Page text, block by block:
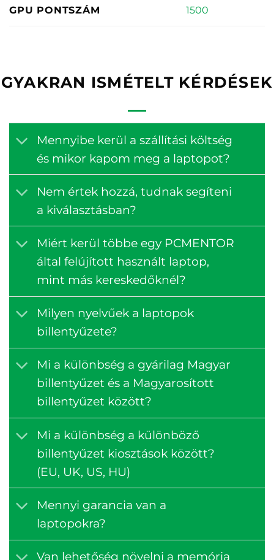
GPU PONTSZÁM 1500
GYAKRAN ISMÉTELT KÉRDÉSEK
Mennyibe kerül a szállítási költség
és mikor kapom meg a laptopot?
Nem értek hozzá, tudnak segíteni
a kiválasztásban?
Miért kerül többe egy PCMENTOR
által felújított használt laptop,
mint más kereskedőknél?
Milyen nyelvűek a laptopok
billentyűzete?
Mi a különbség a gyárilag Magyar
billentyűzet és a Magyarosított
billentyűzet között?
Mi a különbség a különböző
billentyűzet kiosztások között?
(EU, UK, US, HU)
Mennyi garancia van a
laptopokra?
Van lehetőség növelni a memória